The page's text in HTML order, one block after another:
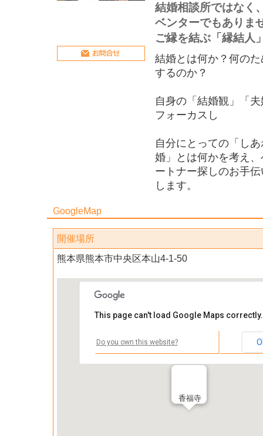
結婚相談所ではなく
ベンターでもありま
ご縁を結ぶ「縁結人
結婚とは何か？何の
するのか？
自身の「結婚観」「
フォーカスし
自分にとっての「し
婚」とは何かを考え
ートナー探しのお手
します。
GoogleMap
開催場所
熊本県熊本市中央区本山4-1-50
香福寺
This page can't load Google Maps correctly.
Do you own this website?